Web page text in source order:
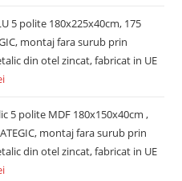
5 polite 180x225x40cm, 175
montaj fara surub prin
din otel zincat, fabricat in UE
5 polite MDF 180x150x40cm ,
montaj fara surub prin
din otel zincat, fabricat in UE